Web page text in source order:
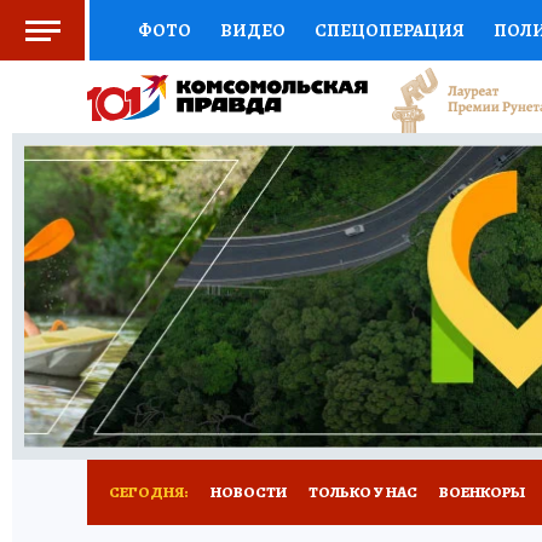
ФОТО ВИДЕО СПЕЦОПЕРАЦИЯ
СОЦПОДДЕРЖКА НАУКА СПОРТ
ВЫБОР ЭКСПЕРТОВ ДОКТОР
КНИЖНАЯ ПОЛКА ПРОГНОЗЫ НА СПОРТ
ПРЕСС-ЦЕНТР НЕДВИЖИМОСТЬ
РАДИО КП РЕКЛАМА ТЕСТЫ НОВОЕ
СЕГОДНЯ: НОВОСТИ ТОЛЬКО У НАС ВОЕНКОРЫ